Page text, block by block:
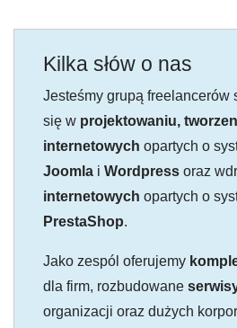
Kilka słów o nas
Jesteśmy grupą freelancerów
się w projektowaniu,
internetowych opartych o
Joomla i Wordpress oraz
internetowych opartych o
PrestaShop.
Jako zespól oferujemy
dla firm, rozbudowane
organizacji oraz dużych